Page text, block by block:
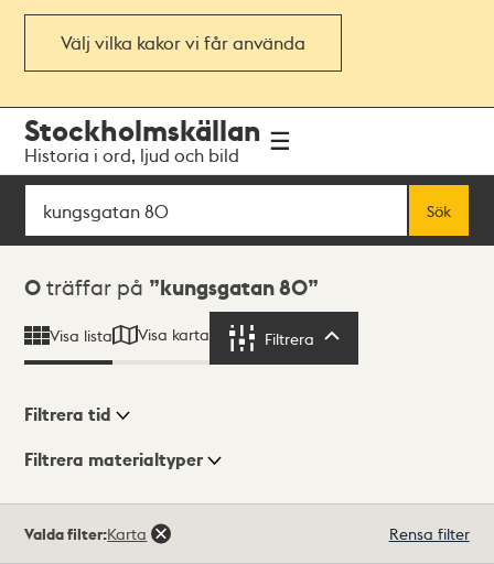
Välj vilka kakor vi får använda
navigationen
huvudinnehållet
Stockholmskällan
Historia i ord, ljud och bild
Sök
Sök
Sökresultat
0 träffar på kungsgatan 80
Visa lista Visa karta Filtrera
Visningsläge
Filtrera tid
Filtrera materialtyper
träffar
Valda filter:Karta Rensa filter